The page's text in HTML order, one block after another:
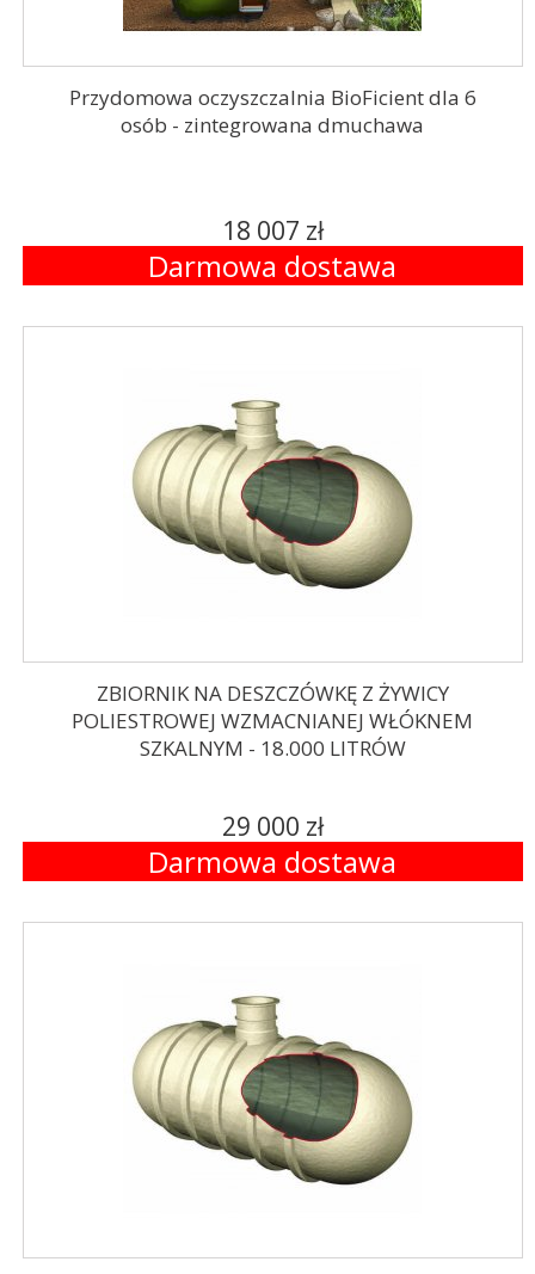
Przydomowa oczyszczalnia BioFicient dla 6
osób - zintegrowana dmuchawa
18 007 zł
Darmowa dostawa
ZBIORNIK NA DESZCZÓWKĘ Z ŻYWICY
POLIESTROWEJ WZMACNIANEJ WŁÓKNEM
SZKALNYM - 18.000 LITRÓW
29 000 zł
Darmowa dostawa